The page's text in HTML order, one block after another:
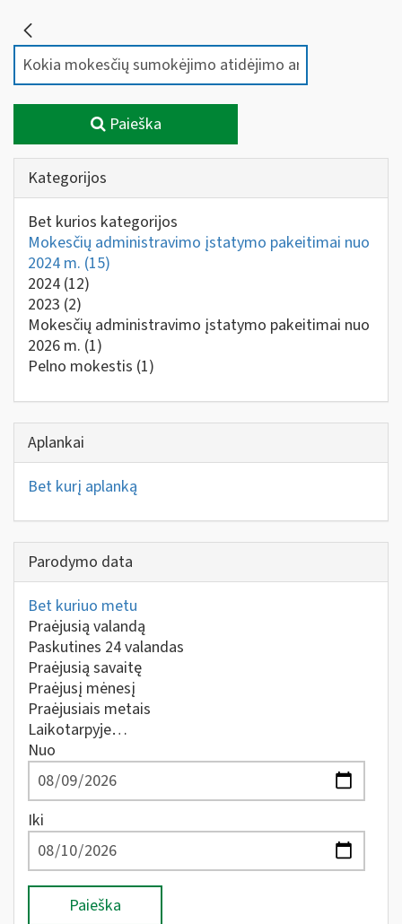
Paieška
Kategorijos
Bet kurios kategorijos
Mokesčių administravimo įstatymo pakeitimai nuo
2024 m. (15)
2024 (12)
2023 (2)
Mokesčių administravimo įstatymo pakeitimai nuo
2026 m. (1)
Pelno mokestis (1)
Aplankai
Bet kurį aplanką
Parodymo data
Bet kuriuo metu
Praėjusią valandą
Paskutines 24 valandas
Praėjusią savaitę
Praėjusį mėnesį
Praėjusiais metais
Laikotarpyje…
Nuo
Iki
Paieška